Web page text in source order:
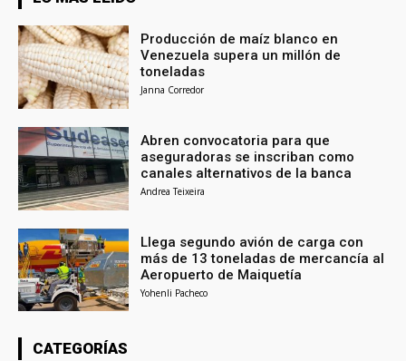
Producción de maíz blanco en
Venezuela supera un millón de
toneladas
Janna Corredor
Abren convocatoria para que
aseguradoras se inscriban como
canales alternativos de la banca
Andrea Teixeira
Llega segundo avión de carga con
más de 13 toneladas de mercancía al
Aeropuerto de Maiquetía
Yohenli Pacheco
CATEGORÍAS